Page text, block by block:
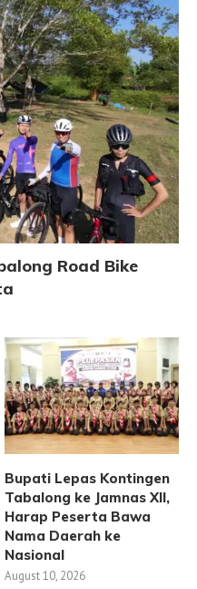
Road Bike
Bupati Lepas Kontingen
Tabalong ke Jamnas XII,
Harap Peserta Bawa
Nama Daerah ke
Nasional
August 10, 2026